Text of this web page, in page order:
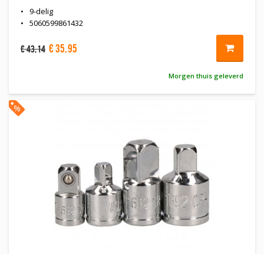
9-delig
5060599861432
€43,14 €35,95
Morgen thuis geleverd
%